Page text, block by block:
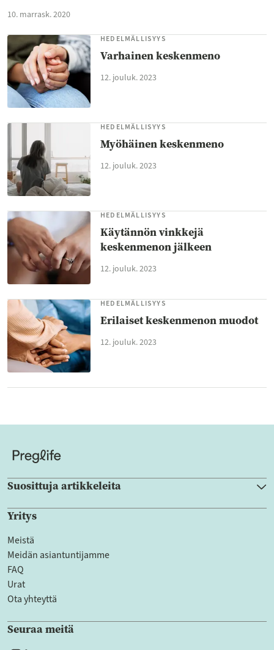
10. marrask. 2020
HEDELMÄLLISYYS
Varhainen keskenmeno
12. jouluk. 2023
HEDELMÄLLISYYS
Myöhäinen keskenmeno
12. jouluk. 2023
HEDELMÄLLISYYS
Käytännön vinkkejä
keskenmenon jälkeen
12. jouluk. 2023
HEDELMÄLLISYYS
Erilaiset keskenmenon muodot
12. jouluk. 2023
Suosittuja artikkeleita
Yritys
Meistä
Meidän asiantuntijamme
FAQ
Urat
Ota yhteyttä
Seuraa meitä